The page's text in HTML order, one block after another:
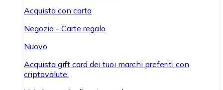
Acquista con carta
Negozio - Carte regalo
Nuovo
Acquista gift card dei tuoi marchi preferiti con
criptovalute.